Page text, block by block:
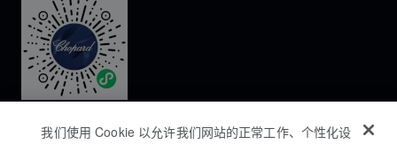
我们使用 Cookie 以允许我们网站的正常工作、个性化设